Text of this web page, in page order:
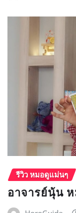
รีวิว หมอดูแม่นๆ
อาจารย์นุ้น